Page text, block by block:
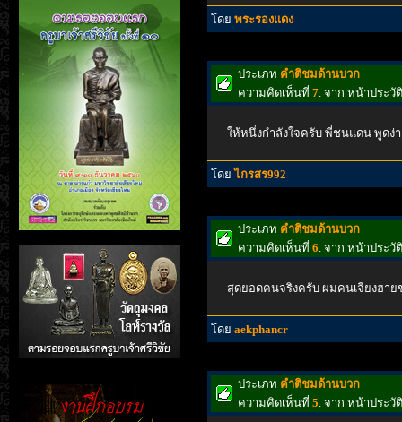
โดย พระรองแดง
ประเภท คำติชมด้านบวก
ความคิดเห็นที่ 7. จาก หน้าประวั
ให้หนึ่งกำลังใจครับ พี่ชนแดน พูดง่
โดยไกรสร992
ประเภท คำติชมด้านบวก
ความคิดเห็นที่ 6. จาก หน้าประวั
สุดยอดคนจริงครับ ผมคนเจียงฮา
โดย aekphancr
ประเภท คำติชมด้านบวก
ความคิดเห็นที่ 5. จาก หน้าประวั